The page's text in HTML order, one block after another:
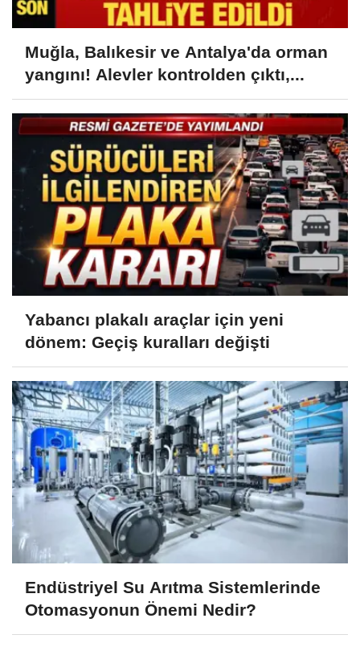
Muğla, Balıkesir ve Antalya'da orman
yangını! Alevler kontrolden çıktı,...
Yabancı plakalı araçlar için yeni
dönem: Geçiş kuralları değişti
Endüstriyel Su Arıtma Sistemlerinde
Otomasyonun Önemi Nedir?